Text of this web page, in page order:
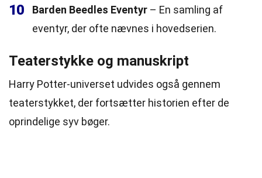
10 Barden Beedles Eventyr – En samling af
eventyr, der ofte nævnes i hovedserien.
Teaterstykke og manuskript
Harry Potter-universet udvides også gennem
teaterstykket, der fortsætter historien efter de
oprindelige syv bøger.